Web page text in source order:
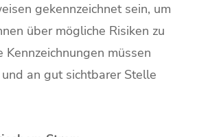
gekennzeichnet sein, um
über mögliche Risiken zu
Kennzeichnungen müssen
an gut sichtbarer Stelle